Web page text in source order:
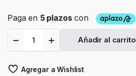
Bullpadel
HACK
26
Añadir al carrito
Agregar a Wishlist